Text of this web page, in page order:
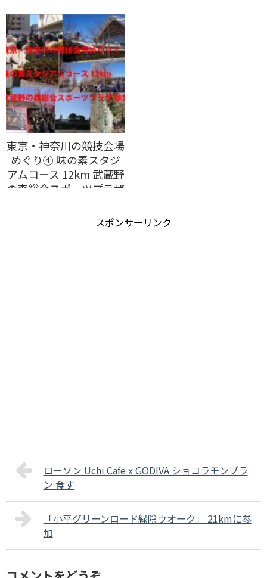
東京・神奈川の競技会場
めぐり④ 味の素スタジ
アムコース 12km 武蔵野
の森総合スポーツプラザ
スポンサーリンク
ローソン Uchi Cafe x GODIVA ショコラモンブラ
ン 食す
「小平グリーンロード緑陰ウオーク」 21kmに参
加